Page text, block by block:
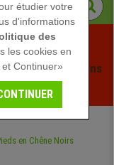
! Des réductions
- Voir l'offre
étudier votre
d'informations
des
les cookies en
Continuer»